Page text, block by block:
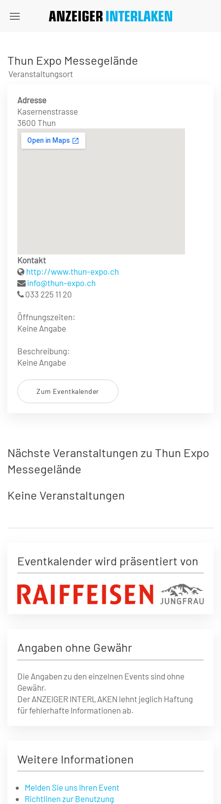
Thun Expo Messegelände
Veranstaltungsort
Adresse
Kasernenstrasse
3600 Thun
Kontakt
http://www.thun-expo.ch
info@thun-expo.ch
033 225 11 20
Öffnungszeiten:
Keine Angabe
Beschreibung:
Keine Angabe
Zum Eventkalender
Nächste Veranstaltungen zu Thun Expo
Messegelände
Keine Veranstaltungen
Eventkalender wird präsentiert von
Angaben ohne Gewähr
Die Angaben zu den einzelnen Events sind ohne
Gewähr.
Der ANZEIGER INTERLAKEN lehnt jeglich Haftung
für fehlerhafte Informationen ab.
Weitere Informationen
Melden Sie uns Ihren Event
Richtlinen zur Benutzung